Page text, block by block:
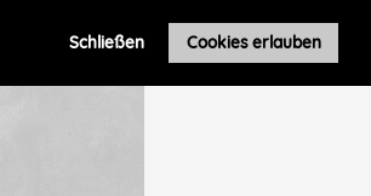
Schließen Cookies erlauben